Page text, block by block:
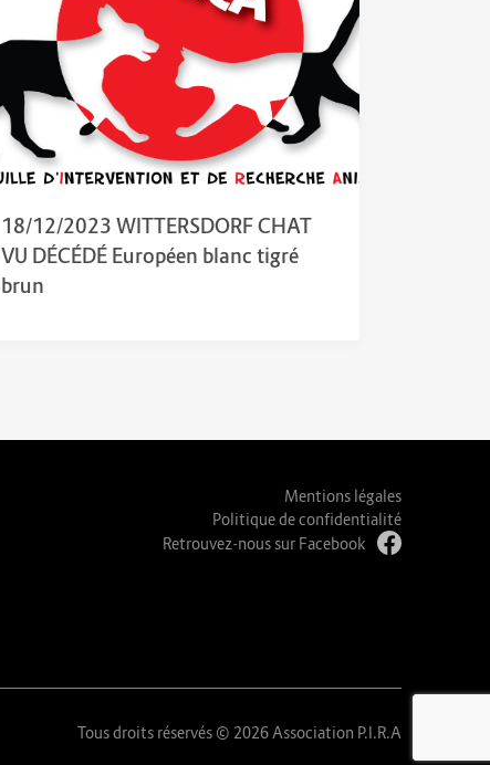
18/12/2023 WITTERSDORF CHAT
VU DÉCÉDÉ Européen blanc tigré
brun
Mentions légales
Politique de confidentialité
Retrouvez-nous sur Facebook
Tous droits réservés © 2026 Association P.I.R.A